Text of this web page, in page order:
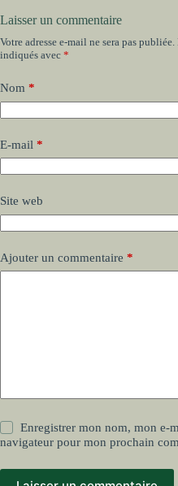
Laisser un commentaire
Votre adresse e-mail ne sera pas publiée.
indiqués avec *
Nom *
E-mail *
Site web
Ajouter un commentaire *
Enregistrer mon nom, mon e-
navigateur pour mon prochain